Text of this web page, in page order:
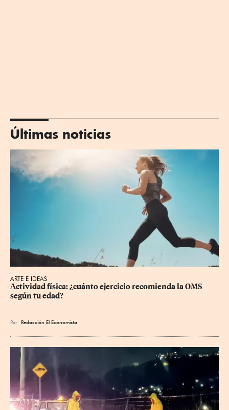
Últimas noticias
ARTE E IDEAS
Actividad física: ¿cuánto ejercicio recomienda la OMS
según tu edad?
Por Redacción El Economista